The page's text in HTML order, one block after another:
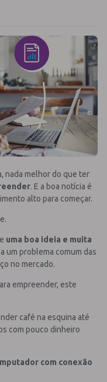
nada melhor do que ter
. E a boa notícia é
alto para começar.
uma boa ideia e muita
um problema comum das
no mercado.
empreender, este
café na esquina até
com pouco dinheiro
com conexão